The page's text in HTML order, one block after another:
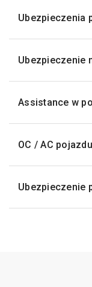
Ubezpieczenia
Ubezpieczenie
Assistance w
OC / AC pojazdu
Ubezpieczenie